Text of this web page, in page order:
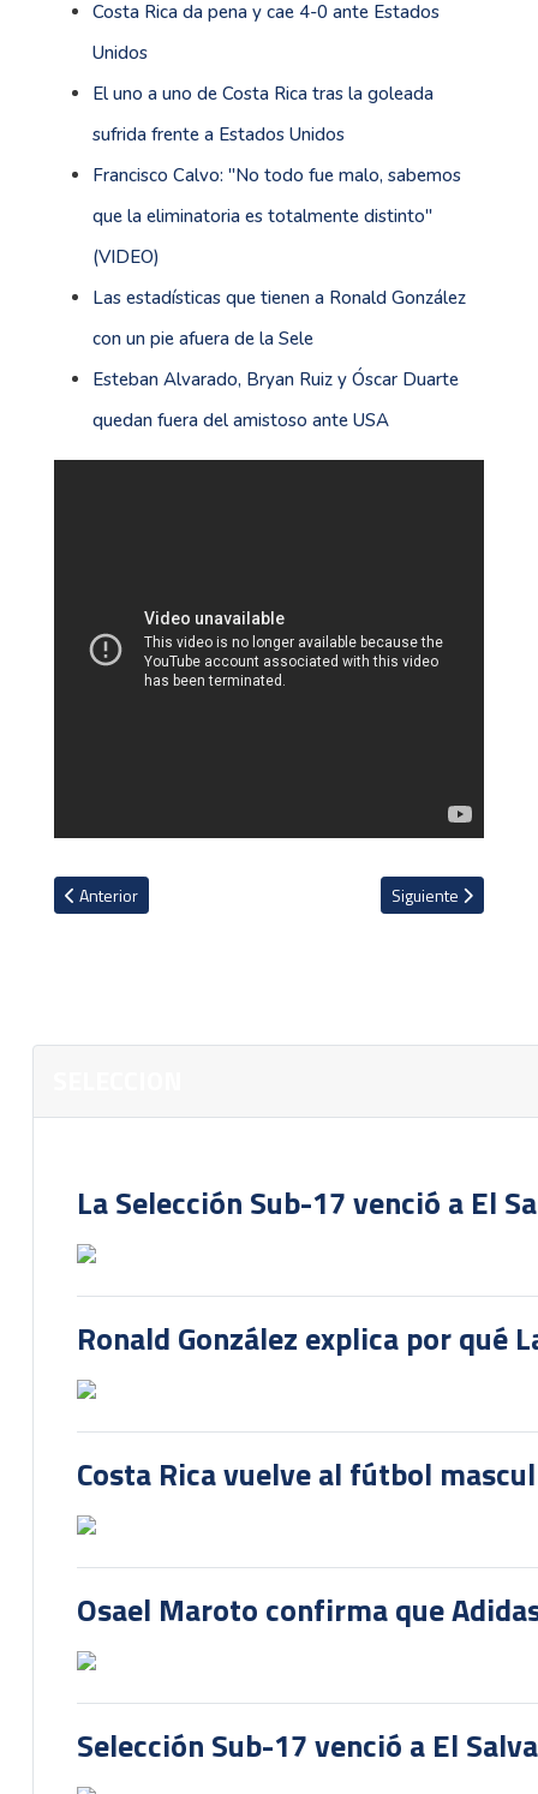
Costa Rica da pena y cae 4-0 ante Estados
Unidos
El uno a uno de Costa Rica tras la goleada
sufrida frente a Estados Unidos
Francisco Calvo: ''No todo fue malo, sabemos
que la eliminatoria es totalmente distinto''
(VIDEO)
Las estadísticas que tienen a Ronald González
con un pie afuera de la Sele
Esteban Alvarado, Bryan Ruiz y Óscar Duarte
quedan fuera del amistoso ante USA
Artículo anterior: VIDEO: Ronald González es destituido como
Anterior Artículo siguiente:
Siguiente
La Selección Sub-17 venció a El
Ronald González explica por qué
Costa Rica vuelve al fútbol
Osael Maroto confirma que
Selección Sub-17 venció a El